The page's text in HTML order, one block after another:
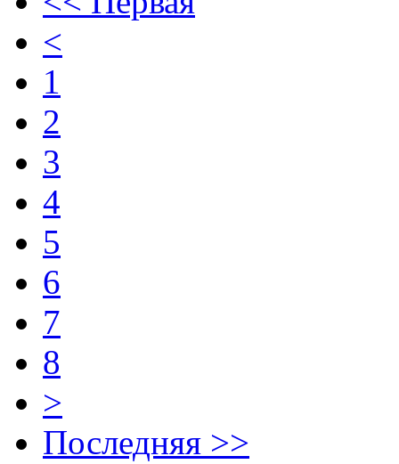
<
1
2
3
4
5
6
7
8
>
Последняя >>